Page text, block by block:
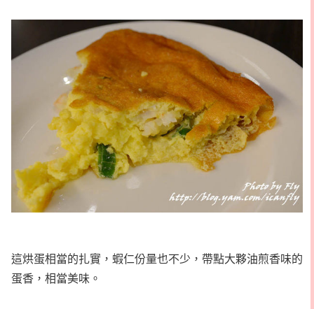
這烘蛋相當的扎實，蝦仁份量也不少，帶點大夥油煎香味的
蛋香，相當美味。